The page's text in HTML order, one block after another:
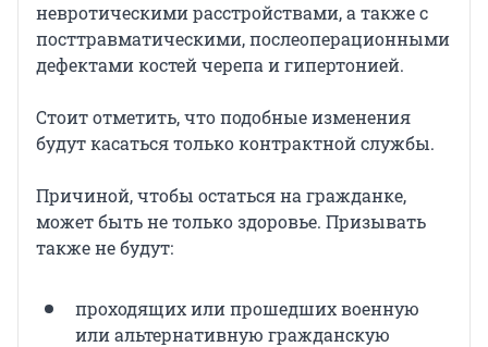
невротическими расстройствами, а также с
посттравматическими, послеоперационными
дефектами костей черепа и гипертонией.
Стоит отметить, что подобные изменения
будут касаться только контрактной службы.
Причиной, чтобы остаться на гражданке,
может быть не только здоровье. Призывать
также не будут:
проходящих или прошедших военную
или альтернативную гражданскую